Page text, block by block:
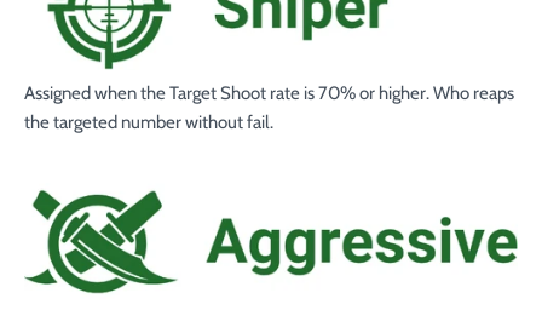
Assigned when the Target Shoot rate is70%or higher. Who reaps
the targeted number without fail.